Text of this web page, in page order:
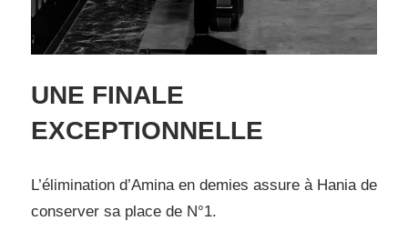
UNE FINALE
EXCEPTIONNELLE
L’élimination d’Amina en demies assure à Hania de
conserver sa place de N°1.